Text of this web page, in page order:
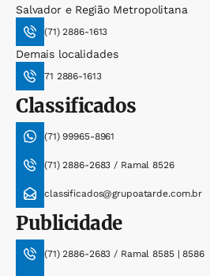
Salvador e Região Metropolitana
(71) 2886-1613
Demais localidades
71 2886-1613
Classificados
(71) 99965-8961
(71) 2886-2683 / Ramal 8526
classificados@grupoatarde.com.br
Publicidade
(71) 2886-2683 / Ramal 8585 | 8586